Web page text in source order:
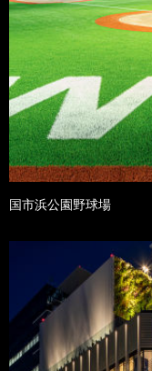
国市浜公園野球場